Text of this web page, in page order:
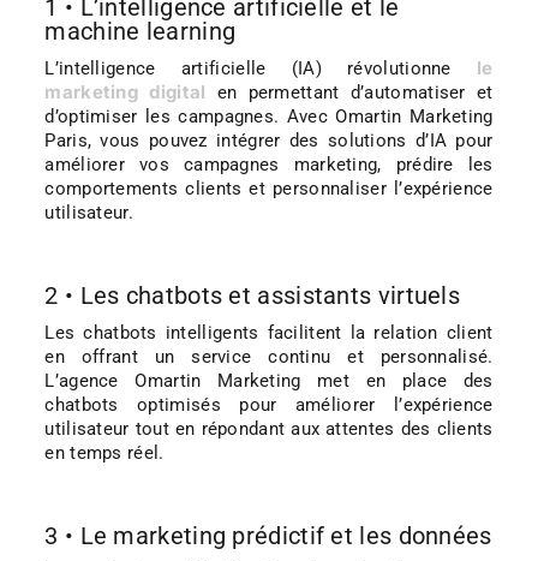
1 • L’intelligence artificielle et le
machine learning
L’intelligence artificielle (IA) révolutionne le
marketing digital en permettant d’automatiser et
d’optimiser les campagnes. Avec Omartin Marketing
Paris, vous pouvez intégrer des solutions d’IA pour
améliorer vos campagnes marketing, prédire les
comportements clients et personnaliser l’expérience
utilisateur.
2 • Les chatbots et assistants virtuels
Les chatbots intelligents facilitent la relation client
en offrant un service continu et personnalisé.
L’agence Omartin Marketing met en place des
chatbots optimisés pour améliorer l’expérience
utilisateur tout en répondant aux attentes des clients
en temps réel.
3 • Le marketing prédictif et les données